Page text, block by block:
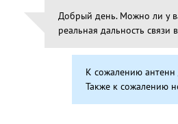
Добрый день. Можно ли у
реальная дальность
К сожалению антенн
Также к сожалению